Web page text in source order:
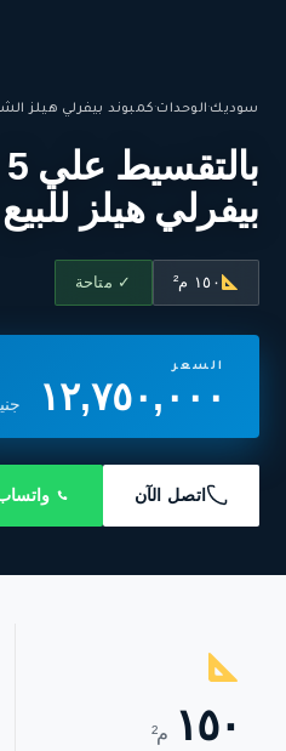
سوديك·الوحدات·كمبوند بيفرلي هيلز
بيفرلي هيلز
١٥٠ م² ✓ متاحة
السعر
١٢,٧٥٠,٠٠٠
اتصل الآن
١٥٠ م²